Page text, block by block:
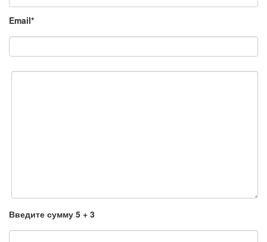
Email*
Введите сумму 5 + 3